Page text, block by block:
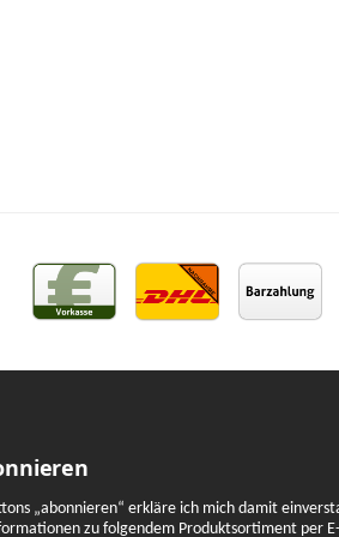
„abonnieren“ erkläre ich mich damit
zu folgendem Produktsortiment per